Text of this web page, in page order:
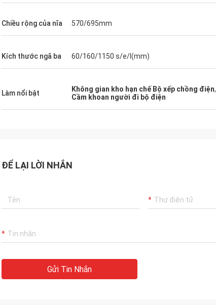
Chiều rộng của nĩa 570/695mm
Kích thước ngã ba 60/160/1150 s/e/l(mm)
Làm nổi bật Không gian kho hạn chế Bộ xếp chồng điện,
Cầm khoan người đi bộ điện
ĐỂ LẠI LỜI NHẮN
Gửi Tin Nhắn